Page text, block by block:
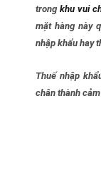
trong khu vui
mặt hàng này
nhập khẩu hay
Thuế nhập
chân thành